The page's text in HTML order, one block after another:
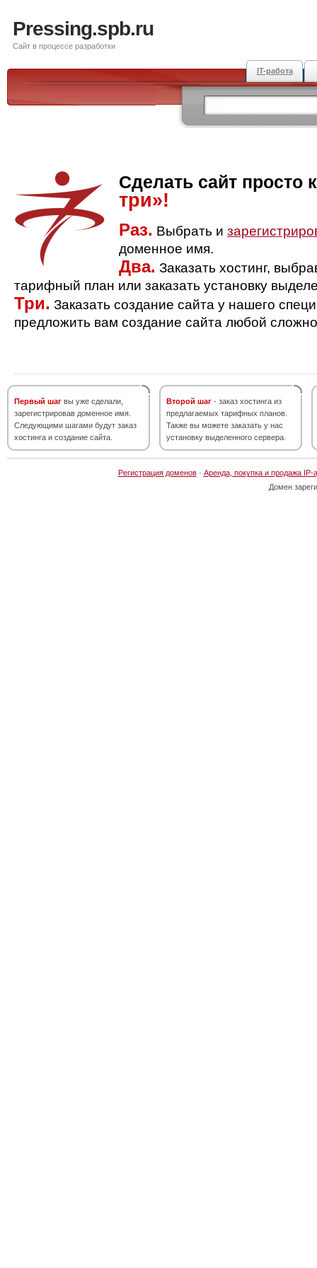
Pressing.spb.ru
Сайт в процессе разработки
IT-работа
Сделать сайт просто
три»!
Раз. Выбрать и
доменное имя.
Два. Заказать хостинг,
тарифный план или заказать установку
Три. Заказать создание сайта у нашего
предложить вам создание сайта любой
Первый шаг вы уже сделали,
зарегистрировав доменное имя.
Следующими шагами будут заказ
хостинга и создание сайта.
Второй шаг - заказ хостинга из
предлагаемых тарифных планов.
Также вы можете заказать у нас
установку выделенного сервера.
Регистрация доменов· Аренда, покупка и продажа IP-
Домен